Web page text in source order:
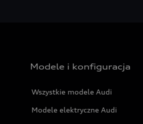
Modele i konfiguracja
Wszystkie modele Audi
Modele elektryczne Audi